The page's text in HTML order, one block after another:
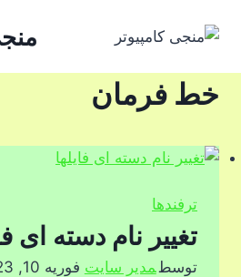
خط فرمان
ترفندها
تغییر نام دسته ای
توسطمدیر سایت فوریه 10, 2023